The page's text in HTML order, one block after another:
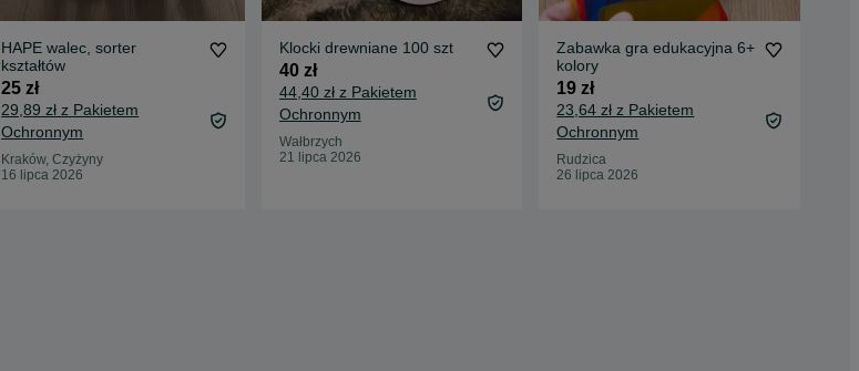
HAPE walec, sorter
kształtów
25 zł
29,89 zł z Pakietem
Ochronnym
Kraków, Czyżyny
16 lipca 2026
Klocki drewniane 100 szt
40 zł
44,40 zł z Pakietem
Ochronnym
Wałbrzych
21 lipca 2026
Zabawka gra edukacyjna 6+
kolory
19 zł
23,64 zł z Pakietem
Ochronnym
Rudzica
26 lipca 2026